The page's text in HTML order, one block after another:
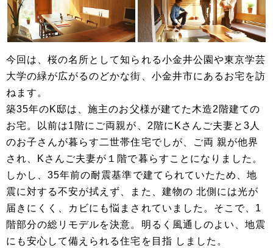
今回は、桜の名所として知られる小金井公園や東京学芸
大学の緑が広がるのどかな街、小金井市にあるお宅を訪
ねます。
築35年のK邸は、施主のお父様が建てた木造2階建ての
お宅。以前は1階にご両親が、2階にKさんご夫妻と3人
のお子さんが暮らす二世帯住宅でしが、ご両 親が他界
され、Kさんご夫妻が１階で暮らすことになりました。
しかし、35年前の耐震基準で建てられていたため、地
震に対する不安が拭えず、また、建物の 北側には光が
届きにくく、カビにも悩まされていました。そこで、1
階部分の総リモデルを決意。明るく風通しのよい、地震
にも安心して備えられる住宅を目指 しました。